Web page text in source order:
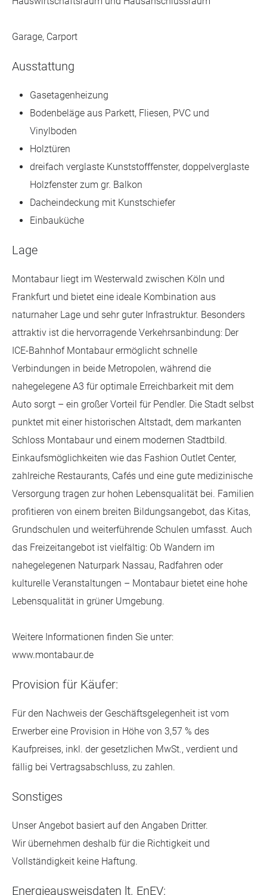
Garage, Carport
Ausstattung
Gasetagenheizung
Bodenbeläge aus Parkett, Fliesen, PVC und
Vinylboden
Holztüren
dreifach verglaste Kunststofffenster, doppelverglaste
Holzfenster zum gr. Balkon
Dacheindeckung mit Kunstschiefer
Einbauküche
Lage
Montabaur liegt im Westerwald zwischen Köln und
Frankfurt und bietet eine ideale Kombination aus
naturnaher Lage und sehr guter Infrastruktur. Besonders
attraktiv ist die hervorragende Verkehrsanbindung: Der
ICE-Bahnhof Montabaur ermöglicht schnelle
Verbindungen in beide Metropolen, während die
nahegelegene A3 für optimale Erreichbarkeit mit dem
Auto sorgt – ein großer Vorteil für Pendler. Die Stadt selbst
punktet mit einer historischen Altstadt, dem markanten
Schloss Montabaur und einem modernen Stadtbild.
Einkaufsmöglichkeiten wie das Fashion Outlet Center,
zahlreiche Restaurants, Cafés und eine gute medizinische
Versorgung tragen zur hohen Lebensqualität bei. Familien
profitieren von einem breiten Bildungsangebot, das Kitas,
Grundschulen und weiterführende Schulen umfasst. Auch
das Freizeitangebot ist vielfältig: Ob Wandern im
nahegelegenen Naturpark Nassau, Radfahren oder
kulturelle Veranstaltungen – Montabaur bietet eine hohe
Lebensqualität in grüner Umgebung.
Weitere Informationen finden Sie unter:
www.montabaur.de
Provision für Käufer:
Für den Nachweis der Geschäftsgelegenheit ist vom
Erwerber eine Provision in Höhe von 3,57 % des
Kaufpreises, inkl. der gesetzlichen MwSt., verdient und
fällig bei Vertragsabschluss, zu zahlen.
Sonstiges
Unser Angebot basiert auf den Angaben Dritter.
Wir übernehmen deshalb für die Richtigkeit und
Vollständigkeit keine Haftung.
Energieausweisdaten lt. EnEV: